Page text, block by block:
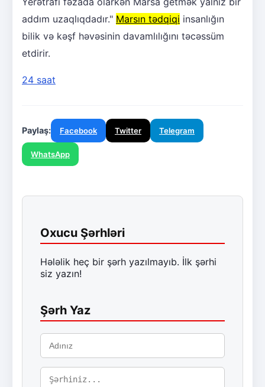
addım uzaqlıqdadır." Marsın tədqiqi insanlığın
bilik və kəşf həvəsinin davamlılığını təcəssüm
etdirir.
24 saat
Paylaş: Facebook Twitter Telegram
WhatsApp
Oxucu Şərhləri
Hələlik heç bir şərh yazılmayıb. İlk şərhi
siz yazın!
Şərh Yaz